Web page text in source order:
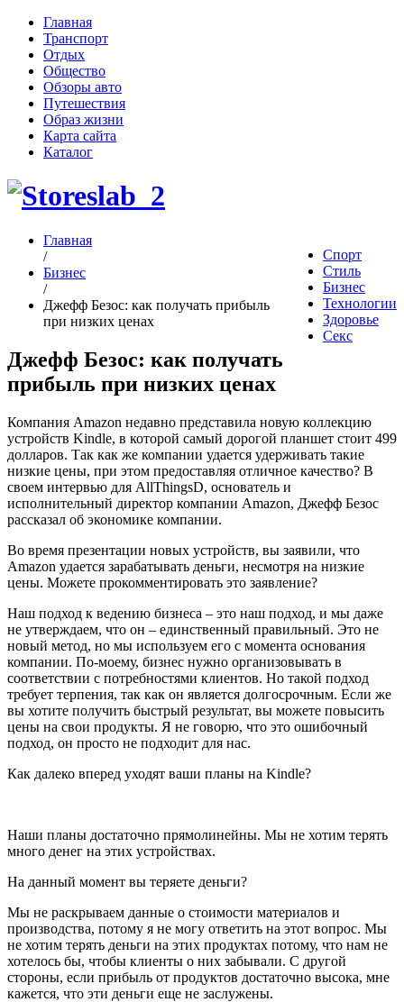
Главная
Транспорт
Отдых
Общество
Обзоры авто
Путешествия
Образ жизни
Карта сайта
Каталог
Спорт
Стиль
Бизнес
Технологии
Здоровье
Секс
Главная
/
Бизнес
/
Джефф Безос: как получать прибыль
при низких ценах
Джефф Безос: как получать
прибыль при низких ценах
Компания Amazon недавно представила новую коллекцию
устройств Kindle, в которой самый дорогой планшет стоит 499
долларов. Так как же компании удается удерживать такие
низкие цены, при этом предоставляя отличное качество? В
своем интервью для AllThingsD, основатель и
исполнительный директор компании Amazon, Джефф Безос
рассказал об экономике компании.
Во время презентации новых устройств, вы заявили, что
Amazon удается зарабатывать деньги, несмотря на низкие
цены. Можете прокомментировать это заявление?
Наш подход к ведению бизнеса – это наш подход, и мы даже
не утверждаем, что он – единственный правильный. Это не
новый метод, но мы используем его с момента основания
компании. По-моему, бизнес нужно организовывать в
соответствии с потребностями клиентов. Но такой подход
требует терпения, так как он является долгосрочным. Если же
вы хотите получить быстрый результат, вы можете повысить
цены на свои продукты. Я не говорю, что это ошибочный
подход, он просто не подходит для нас.
Как далеко вперед уходят ваши планы на Kindle?
Наши планы достаточно прямолинейны. Мы не хотим терять
много денег на этих устройствах.
На данный момент вы теряете деньги?
Мы не раскрываем данные о стоимости материалов и
производства, потому я не могу ответить на этот вопрос. Мы
не хотим терять деньги на этих продуктах потому, что нам не
хотелось бы, чтобы клиенты о них забывали. С другой
стороны, если прибыль от продуктов достаточно высока, мне
кажется, что эти деньги еще не заслужены.